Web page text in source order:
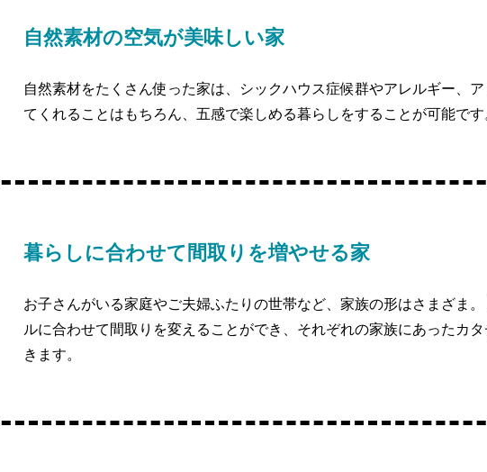
自然素材の空気が美味しい家
自然素材をたくさん使った家は、シックハウス症候群やアレルギー、
てくれることはもちろん、五感で楽しめる暮らしをすることが可能です
暮らしに合わせて間取りを増やせる家
お子さんがいる家庭やご夫婦ふたりの世帯など、家族の形はさまざま
ルに合わせて間取りを変えることができ、それぞれの家族にあったカ
きます。